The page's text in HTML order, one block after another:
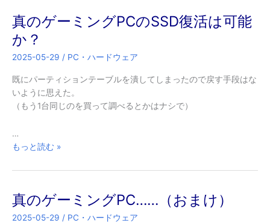
ビ
ル
ド
真のゲーミングPCのSSD復活は可能
か？
2025-05-29 / PC・ハードウェア
既にパーティションテーブルを潰してしまったので戻す手段はな
いように思えた。
（もう1台同じのを買って調べるとかはナシで）
…
真
ゲ
ミ
ン
もっと読む »
真のゲーミングPC……（おまけ）
2025-05-29 / PC・ハードウェア